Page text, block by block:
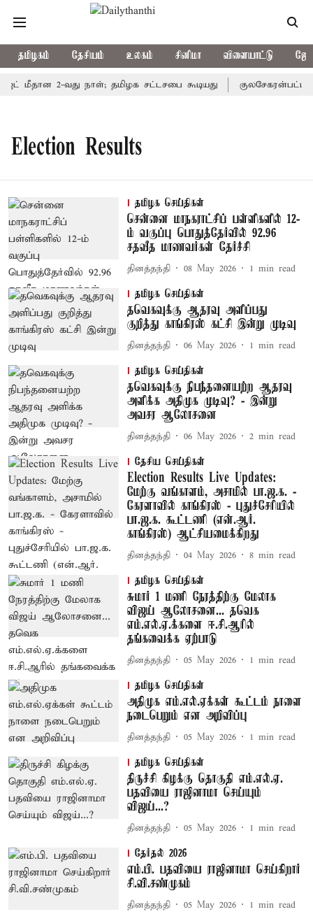
தமிழகம் தேசியம் உலகம் சினிமா விளையாட்டு
மீதான 2-வது நாள்; தமிழக சட்டசபை கூடியது
Election Results
தமிழக செய்திகள்
சென்னை மாநகராட்சிப் பள்ளிகளில் 12-
ம் வகுப்பு பொதுத்தேர்வில் 92.96
சதவீத மாணவர்கள் தேர்ச்சி
தினத்தந்தி 08 May 2026 1 min read
தமிழக செய்திகள்
தவெகவுக்கு ஆதரவு அளிப்பது
குறித்து காங்கிரஸ் கட்சி இன்று முடிவு
தினத்தந்தி 06 May 2026 1 min read
தமிழக செய்திகள்
தவெகவுக்கு நிபந்தனையற்ற ஆதரவு
அளிக்க அதிமுக முடிவு? - இன்று
அவசர ஆலோசனை
தினத்தந்தி 06 May 2026 2 min read
தேசிய செய்திகள்
Election Results Live Updates:
மேற்கு வங்காளம், அசாமில் பா.ஜ.க. -
கேரளாவில் காங்கிரஸ் - புதுச்சேரியில்
பா.ஜ.க. கூட்டணி (என்.ஆர்.
காங்கிரஸ்) ஆட்சியமைக்கிறது
தினத்தந்தி 04 May 2026 8 min read
தமிழக செய்திகள்
சுமார் 1 மணி நேரத்திற்கு மேலாக
விஜய் ஆலோசனை... தவெக
எம்.எல்.ஏ.க்களை ஈ.சி.ஆரில்
தங்கவைக்க ஏற்பாடு
தினத்தந்தி 05 May 2026 1 min read
தமிழக செய்திகள்
அதிமுக எம்.எல்.ஏக்கள் கூட்டம் நாளை
நடைபெறும் என அறிவிப்பு
தினத்தந்தி 05 May 2026 1 min read
தமிழக செய்திகள்
திருச்சி கிழக்கு தொகுதி எம்.எல்.ஏ.
பதவியை ராஜினாமா செய்யும்
விஜய்...?
தினத்தந்தி 05 May 2026 1 min read
தேர்தல் 2026
எம்.பி. பதவியை ராஜினாமா செய்கிறார்
சி.வி.சண்முகம்
தினத்தந்தி 05 May 2026 1 min read